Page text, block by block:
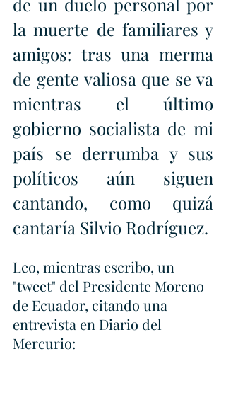
la muerte de familiares y
amigos: tras una merma
de gente valiosa que se va
mientras el último
gobierno socialista de mi
país se derrumba y sus
políticos aún siguen
cantando, como quizá
cantaría Silvio Rodríguez.
Leo, mientras escribo, un
"tweet" del Presidente Moreno
de Ecuador, citando una
entrevista en Diario del
Mercurio: